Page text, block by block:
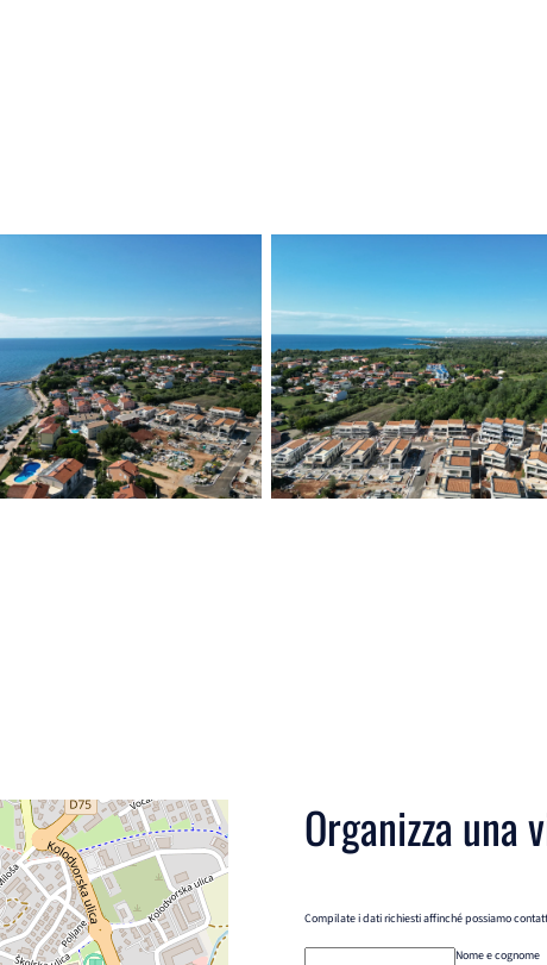
Organizza una
Compilate i dati richiesti affinché possiamo
Nome e cognome